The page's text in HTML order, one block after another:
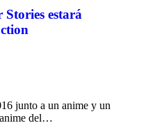
estará
junto a un anime y un
anime del…